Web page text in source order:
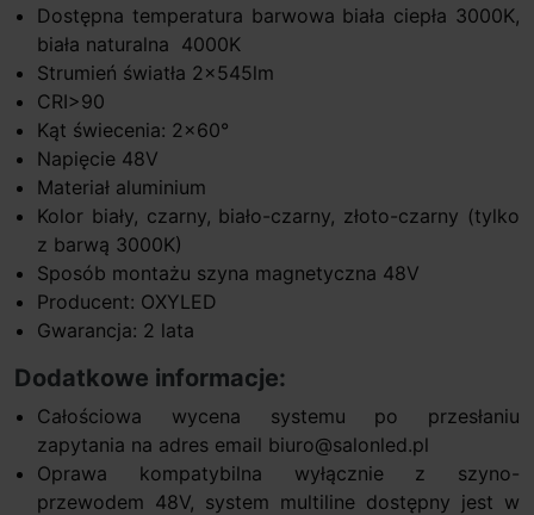
Dostępna temperatura barwowa biała ciepła 3000K,
biała naturalna 4000K
Strumień światła 2x545lm
CRI>90
Kąt świecenia: 2x60°
Napięcie 48V
Materiał aluminium
Kolor biały, czarny, biało-czarny, złoto-czarny (tylko
z barwą 3000K)
Sposób montażu szyna magnetyczna 48V
Producent: OXYLED
Gwarancja: 2 lata
Dodatkowe informacje:
Całościowa wycena systemu po przesłaniu
zapytania na adres email biuro@salonled.pl
Oprawa kompatybilna wyłącznie z szyno-
przewodem 48V, system multiline dostępny jest w